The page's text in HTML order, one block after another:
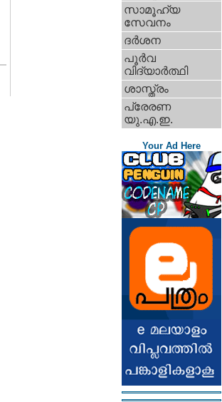
സാമൂഹ്യ
സേവനം
ദര്‍ശന
പൂര്‍വ
വിദ്യാര്‍ത്ഥി
ശാസ്ത്രം
പ്രേരണ
യു.എ.ഇ.
Your Ad Here